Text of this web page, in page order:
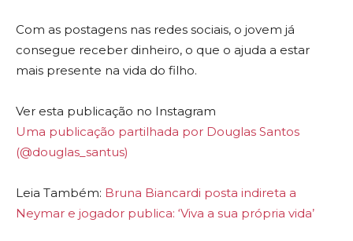
Com as postagens nas redes sociais, o jovem já
consegue receber dinheiro, o que o ajuda a estar
mais presente na vida do filho.
Ver esta publicação no Instagram
Uma publicação partilhada por Douglas Santos
(@douglas_santus)
Leia Também: Bruna Biancardi posta indireta a
Neymar e jogador publica: ‘Viva a sua própria vida’